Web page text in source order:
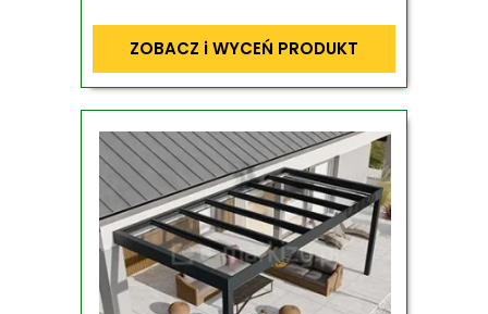
ZOBACZ i WYCEŃ PRODUKT